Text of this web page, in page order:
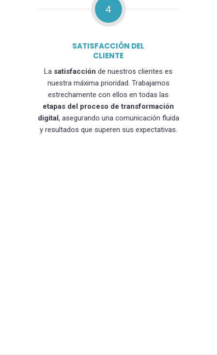
4
SATISFACCIÓN DEL
CLIENTE
La satisfacción de nuestros clientes es
nuestra máxima prioridad. Trabajamos
estrechamente con ellos en todas las
etapas del proceso de transformación
digital, asegurando una comunicación fluida
y resultados que superen sus expectativas.